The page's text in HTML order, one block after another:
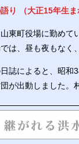
り （大正15年生ま
東町役場に勤めて
は、昼も夜もなく
誌によると、昭和
が出動しました。